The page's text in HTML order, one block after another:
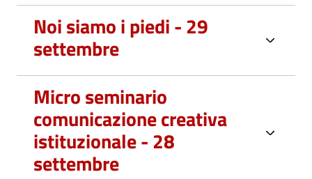
Noi siamo i piedi - 29
settembre
Micro seminario
comunicazione creativa
istituzionale - 28
settembre